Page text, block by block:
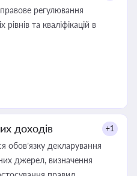
регулювання
рівнів та кваліфікацій в
доходів +1
обов’язку декларування
джерел, визначення